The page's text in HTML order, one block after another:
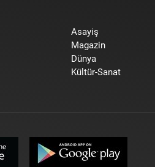
Asayiş
Magazin
Dünya
Kültür-Sanat